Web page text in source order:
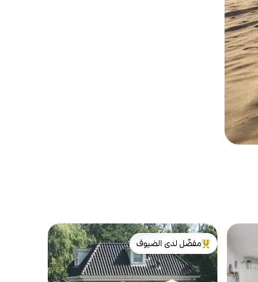
من أبرز البيوت المفضّلة لدى الضيوف
مفضّل لدى الضيوف